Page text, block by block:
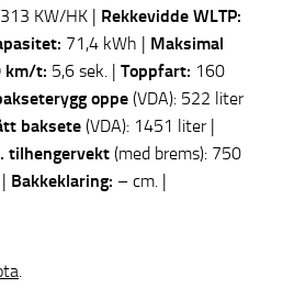
KW/HK | Rekkevidde WLTP:
71,4 kWh | Maksimal
km/t: 5,6 sek. | Toppfart: 160
oppe (VDA): 522 liter
baksete (VDA): 1451 liter |
tilhengervekt (med brems): 750
Bakkeklaring: – cm. |